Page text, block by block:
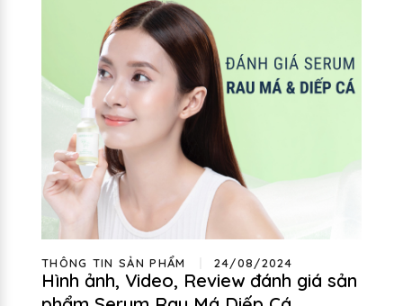
THÔNG TIN SẢN PHẨM 24/08/2024
Hình ảnh, Video, Review đánh giá sản